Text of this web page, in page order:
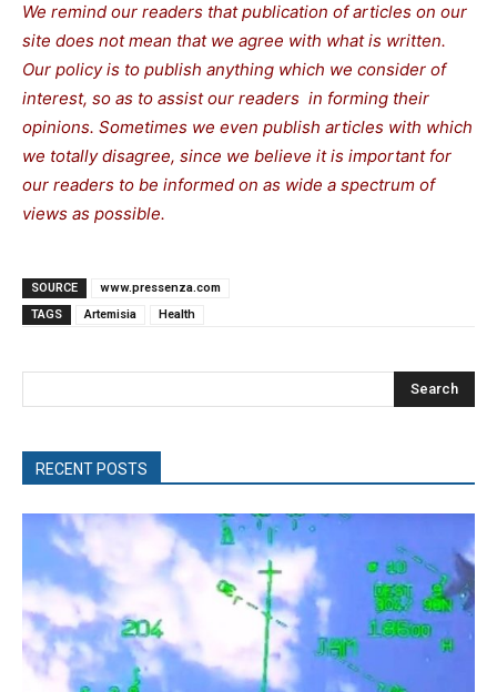
We remind our readers that publication of articles on our
site does not mean that we agree with what is written.
Our policy is to publish anything which we consider of
interest, so as to assist our readers in forming their
opinions. Sometimes we even publish articles with which
we totally disagree, since we believe it is important for
our readers to be informed on as wide a spectrum of
views as possible.
SOURCE
www.pressenza.com
TAGS
Artemisia Health
Search
RECENT POSTS